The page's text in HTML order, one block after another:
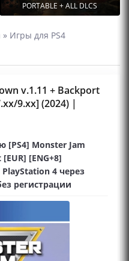
PORTABLE + ALL DLCS
» Игры для PS4
v.1.11 + Backport
9.xx] (2024) |
[PS4] Monster Jam
[ENG+8]
4 через
регистрации